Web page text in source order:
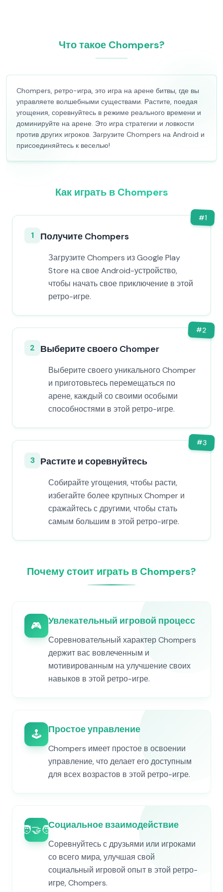
Что такое Chompers?
Chompers, ретро-игра, это игра на арене битвы, где вы
управляете волшебными существами. Растите, поедая
угощения, соревнуйтесь в режиме реального времени и
доминируйте на арене. Это игра стратегии и ловкости
против других игроков. Загрузите Chompers на Android и
присоединяйтесь к веселью!
Как играть в Chompers
#1
1 Получите Chompers
Загрузите Chompers из Google Play
Store на свое Android-устройство,
чтобы начать свое приключение в этой
ретро-игре.
#2
2 Выберите своего Chomper
Выберите своего уникального Chomper
и приготовьтесь перемещаться по
арене, каждый со своими особыми
способностями в этой ретро-игре.
#3
3 Растите и соревнуйтесь
Собирайте угощения, чтобы расти,
избегайте более крупных Chomper и
сражайтесь с другими, чтобы стать
самым большим в этой ретро-игре.
Почему стоит играть в Chompers?
🎮 Увлекательный игровой процесс
Соревновательный характер Chompers
держит вас вовлеченным и
мотивированным на улучшение своих
навыков в этой ретро-игре.
🕹️ Простое управление
Chompers имеет простое в освоении
управление, что делает его доступным
для всех возрастов в этой ретро-игре.
🧑‍🤝‍🧑Социальное взаимодействие
Соревнуйтесь с друзьями или игроками
со всего мира, улучшая свой
социальный игровой опыт в этой ретро-
игре, Chompers.